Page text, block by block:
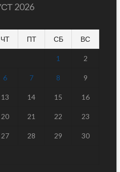
2026
ЧТ ПТ СБ ВС
1 2
6 7 8 9
13 14 15 16
20 21 22 23
27 28 29 30